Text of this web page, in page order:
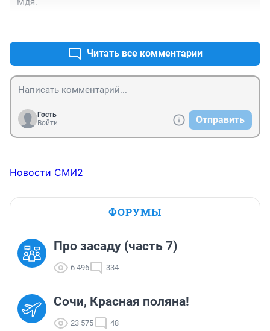
Читать все комментарии
Гость
Войти
Отправить
Новости СМИ2
ФОРУМЫ
Про засаду (часть 7)
6 496 334
Сочи, Красная поляна!
23 575 48